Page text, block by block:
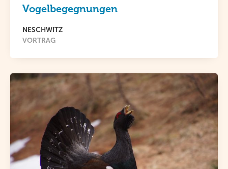
Vogelbegegnungen
NESCHWITZ
VORTRAG